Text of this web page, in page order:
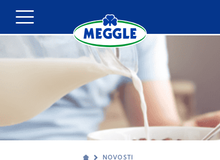
NOVOSTI